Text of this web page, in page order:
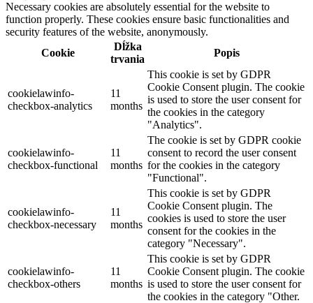
Necessary cookies are absolutely essential for the website to
function properly. These cookies ensure basic functionalities and
security features of the website, anonymously.
Cookie
Dĺžka
trvania
Popis
cookielawinfo-
checkbox-analytics
11
months
This cookie is set by GDPR
Cookie Consent plugin. The cookie
is used to store the user consent for
the cookies in the category
"Analytics".
cookielawinfo-
checkbox-functional
11
months
The cookie is set by GDPR cookie
consent to record the user consent
for the cookies in the category
"Functional".
cookielawinfo-
checkbox-necessary
11
months
This cookie is set by GDPR
Cookie Consent plugin. The
cookies is used to store the user
consent for the cookies in the
category "Necessary".
cookielawinfo-
checkbox-others
11
months
This cookie is set by GDPR
Cookie Consent plugin. The cookie
is used to store the user consent for
the cookies in the category "Other.